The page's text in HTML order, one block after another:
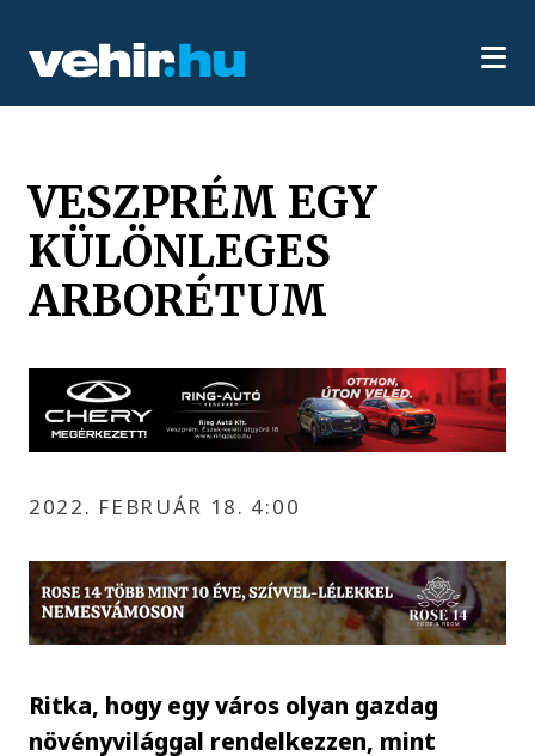
VESZPRÉM EGY
KÜLÖNLEGES
ARBORÉTUM
2022. FEBRUÁR 18. 4:00
Ritka, hogy egy város olyan gazdag
növényvilággal rendelkezzen, mint